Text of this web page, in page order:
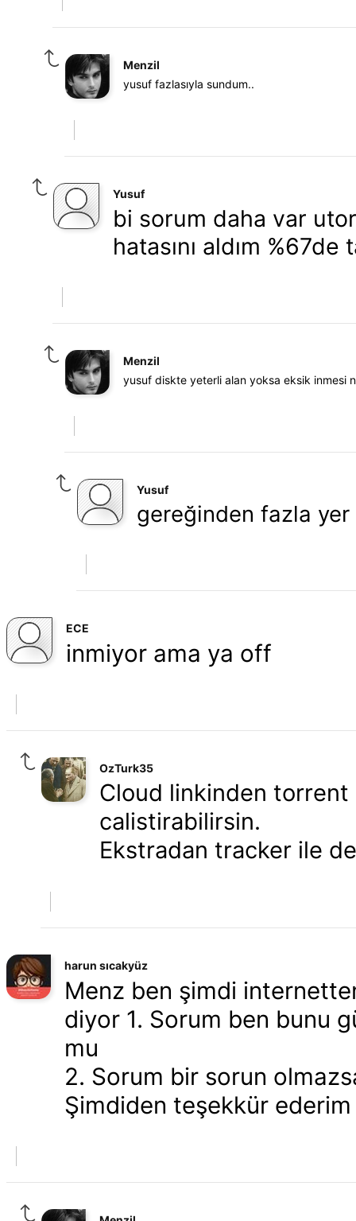
Menzil
yusuf fazlasıyla sundum..
Yusuf
bi sorum daha var
hatasını aldım
Menzil
yusuf diskte yeterli alan yoksa eksik inmesi
Yusuf
gereğinden fazla yer
ECE
inmiyor ama ya off
OzTurk35
Cloud linkinden
calistirabilirsin.
Ekstradan tracker ile
harun sıcakyüz
Menz ben şimdi
diyor 1. Sorum ben bunu
mu
2. Sorum bir sorun
Şimdiden teşekkür ederim